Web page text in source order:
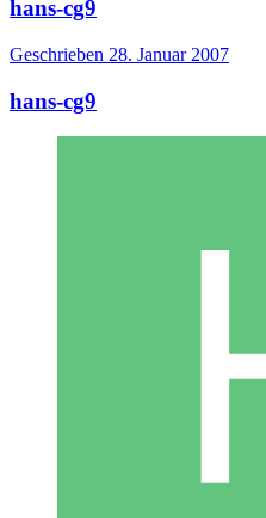
hans-cg9
Geschrieben 28. Januar 2007
hans-cg9